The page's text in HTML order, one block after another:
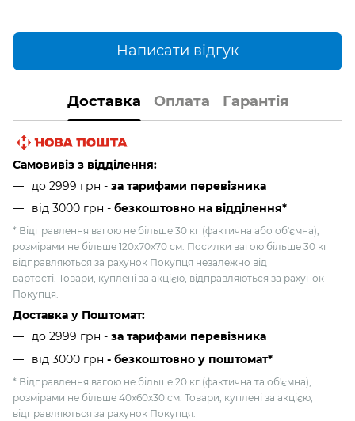
Написати відгук
Доставка Оплата Гарантія
Самовивіз з відділення:
до 2999 грн - за тарифами перевізника
від 3000 грн - безкоштовно на відділення*
* Відправлення вагою не більше 30 кг (фактична або об'ємна),
розмірами не більше 120х70х70 см. Посилки вагою більше 30 кг
відправляються за рахунок Покупця незалежно від
вартості. Товари, куплені за акцією, відправляються за рахунок
Покупця.
Доставка у Поштомат:
до 2999 грн - за тарифами перевізника
від 3000 грн - безкоштовно у поштомат*
* Відправлення вагою не більше 20 кг (фактична та об'ємна),
розмірами не більше 40х60х30 см. Товари, куплені за акцією,
відправляються за рахунок Покупця.